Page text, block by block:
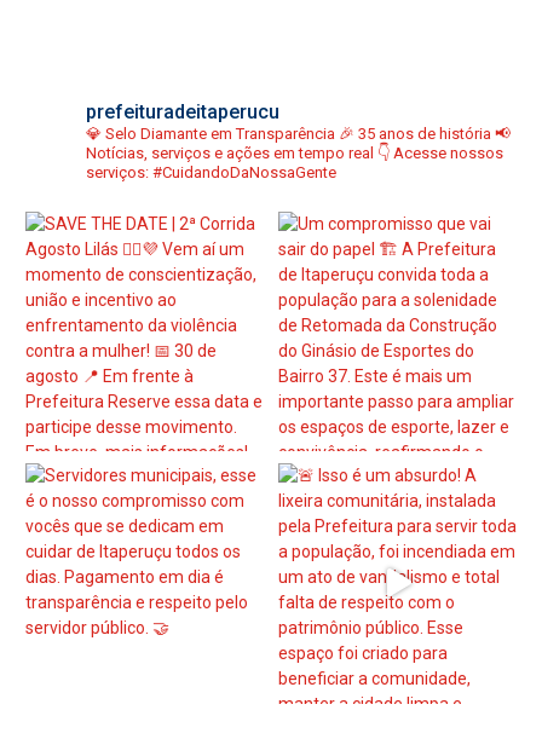
prefeituradeitaperucu
💎 Selo Diamante em Transparência 🎉 35 anos de história 📢
Notícias, serviços e ações em tempo real 👇 Acesse nossos
serviços: #CuidandoDaNossaGente